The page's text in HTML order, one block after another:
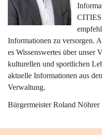
CITIES
Informationen zu versorgen.
es Wissenswertes über unser
kulturellen und sportlichen
aktuelle Informationen aus
Verwaltung.
Bürgermeister Roland Nöhrer